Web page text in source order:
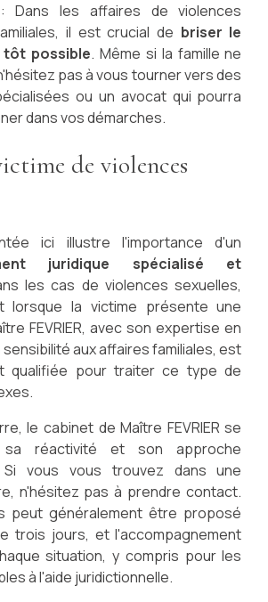
Dans les affaires de violences
il est crucial de briser le
tôt possible. Même si la famille ne
pas à vous tourner vers des
ou un avocat qui pourra
dans vos démarches.
de violences
ici illustre l'importance d'un
juridique spécialisé et
les cas de violences sexuelles,
lorsque la victime présente une
FEVRIER, avec son expertise en
aux affaires familiales, est
qualifiée pour traiter ce type de
le cabinet de Maître FEVRIER se
sa réactivité et son approche
Si vous vous trouvez dans une
n'hésitez pas à prendre contact.
peut généralement être proposé
trois jours, et l'accompagnement
situation, y compris pour les
à l'aide juridictionnelle.